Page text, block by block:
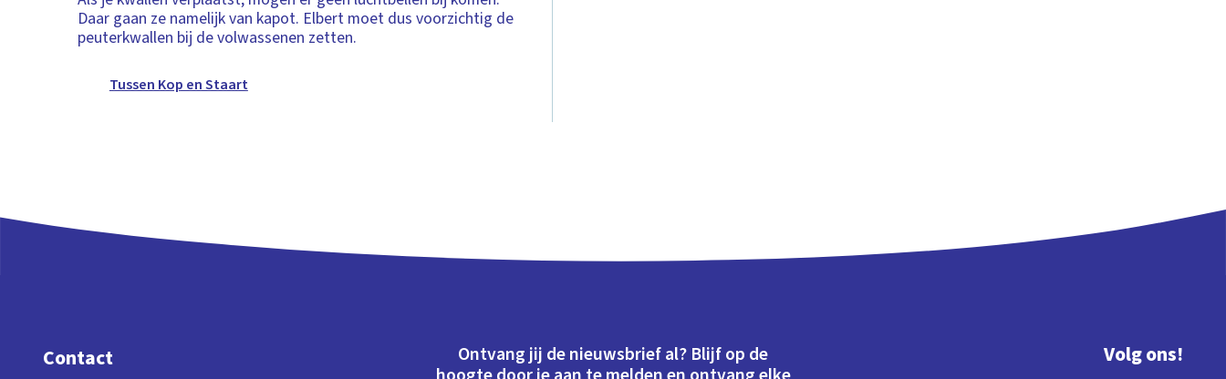
Daar gaan ze namelijk van kapot. Elbert moet dus voorzichtig de
peuterkwallen bij de volwassenen zetten.
Tussen Kop en Staart
Contact
Ontvang jij de nieuwsbrief al? Blijf op de
Volg ons!